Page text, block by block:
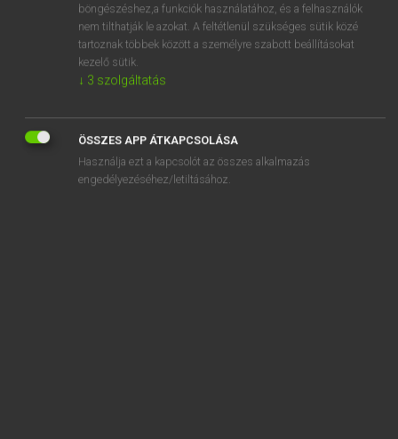
EURÓPAI UNIÓS TERMINOLÓGIAI SZÓTÁR
Kapcsolódó anyagok
abolition de toute discrimination
abolition of checks at internal borders
abolition of customs duties
böngészéshez,a funkciók használatához, és a felhasználók
nem tilthatják le azokat. A feltétlenül szükséges sütik közé
tartoznak többek között a személyre szabott beállításokat
kezelő sütik.
↓ 3 szolgáltatás
ÖSSZES APP ÁTKAPCSOLÁSA
Használja ezt a kapcsolót az összes alkalmazás
engedélyezéséhez/letiltásához.